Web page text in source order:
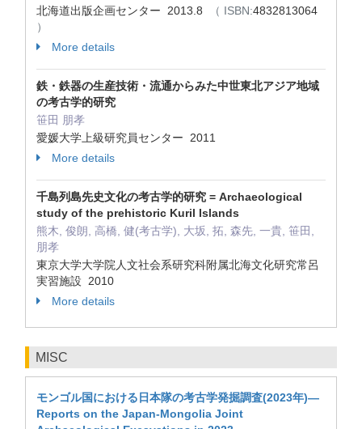
北海道出版企画センター 2013.8
（ ISBN:4832813064
）
More details
鉄・鉄器の生産技術・流通からみた中世東北アジア地域
の考古学的研究
笹田 朋孝
愛媛大学上級研究員センター 2011
More details
千島列島先史文化の考古学的研究 = Archaeological
study of the prehistoric Kuril Islands
熊木, 俊朗, 高橋, 健(考古学), 大坂, 拓, 森先, 一貴, 笹田,
朋孝
東京大学大学院人文社会系研究科附属北海文化研究常呂
実習施設 2010
More details
MISC
モンゴル国における日本隊の考古学発掘調査(2023年)—
Reports on the Japan-Mongolia Joint